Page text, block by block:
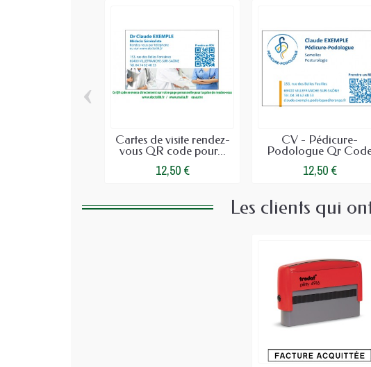
Cartes de visite rendez-
vous QR code pour...
12,50 €
CV - Pédicure-
Podologue Qr
12,50 €
‹
Les clients qui